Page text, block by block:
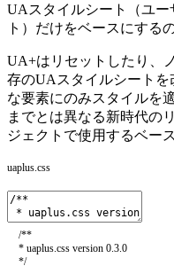
UAスタイルシート（ユ
ト）だけをベースにする
UA+はリセットしたり、
存のUAスタイルシートを
な要素にのみスタイルを
までとは異なる新時代の
ジェクトで使用するベー
uaplus.css
/**
* uaplus.css version 0.3.0
*/